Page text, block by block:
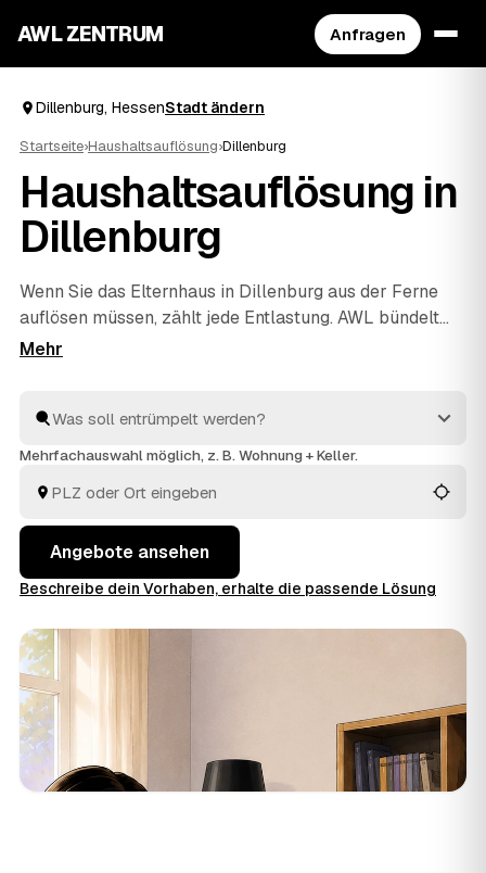
AWL ZENTRUM Anfragen
Dillenburg, HessenStadt ändern
Startseite›Haushaltsauflösung›Dillenburg
Haushaltsauflösung in
Dillenburg
Wenn Sie das Elternhaus in Dillenburg aus der Ferne
auflösen müssen, zählt jede Entlastung. AWL bündelt
die Suche: Eine Anfrage genügt, und geprüfte Anbieter
Sichtung des Nachlasses, fachgerechte Entsorgung und
Wertanrechnung übernehmen die Profis – einfühlsam
aus Dillenburg undHerborn
vergleichen Sie
in Ruhe und geben den Auftrag aus der Hand.
Mehrfachauswahl möglich, z. B. Wohnung + Keller.
Angebote ansehen
Beschreibe dein Vorhaben, erhalte die passende Lösung